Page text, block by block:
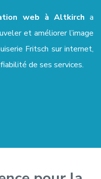
web à Altkircha
et améliorer l’image
Fritsch sur internet,
de ses services.